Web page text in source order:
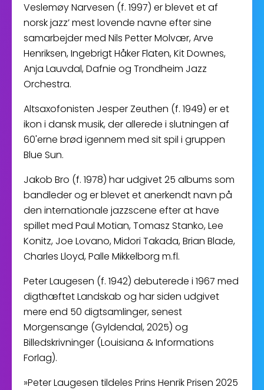
Veslemøy Narvesen (f. 1997) er blevet et af
norsk jazz’ mest lovende navne efter sine
samarbejder med Nils Petter Molvær, Arve
Henriksen, Ingebrigt Håker Flaten, Kit Downes,
Anja Lauvdal, Dafnie og Trondheim Jazz
Orchestra.
Altsaxofonisten Jesper Zeuthen (f. 1949) er et
ikon i dansk musik, der allerede i slutningen af
60'erne brød igennem med sit spil i gruppen
Blue Sun.
Jakob Bro (f. 1978) har udgivet 25 albums som
bandleder og er blevet et anerkendt navn på
den internationale jazzscene efter at have
spillet med Paul Motian, Tomasz Stanko, Lee
Konitz, Joe Lovano, Midori Takada, Brian Blade,
Charles Lloyd, Palle Mikkelborg m.fl.
Peter Laugesen (f. 1942) debuterede i 1967 med
digthæftet Landskab og har siden udgivet
mere end 50 digtsamlinger, senest
Morgensange (Gyldendal, 2025) og
Billedskrivninger (Louisiana & Informations
Forlag).
»Peter Laugesen tildeles Prins Henrik Prisen 2025